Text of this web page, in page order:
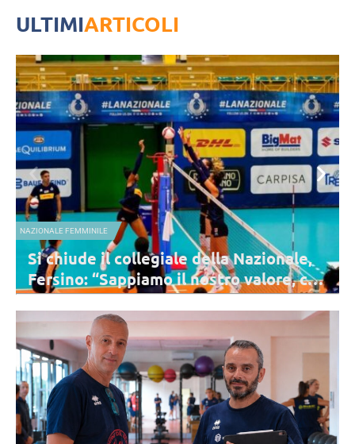
ULTIMIARTICOLI
NAZIONALE FEMMINILE
I consigli di lettura di Velasco all’Italia:
dal “Libro della Giungla” a “Fahrenheit
451”
con la preparazione per i prossimi Campionati Europei: una
bellissima iniziativa.